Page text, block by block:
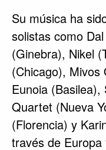
Su música ha
solistas como
(Ginebra), Nikel
(Chicago), Mivos
Eunoia
Quartet (Nueva
(Florencia) y
través de